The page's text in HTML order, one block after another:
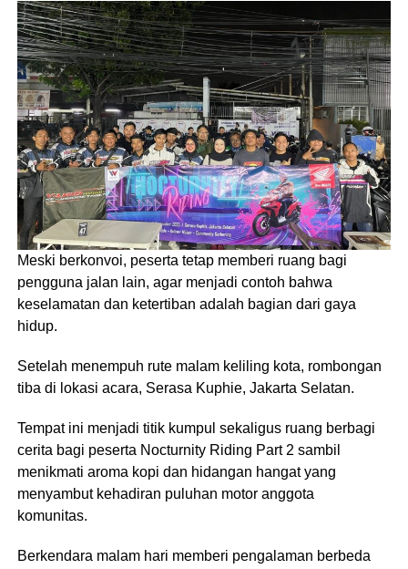
Meski berkonvoi, peserta tetap memberi ruang bagi
pengguna jalan lain, agar menjadi contoh bahwa
keselamatan dan ketertiban adalah bagian dari gaya
hidup.
Setelah menempuh rute malam keliling kota, rombongan
tiba di lokasi acara, Serasa Kuphie, Jakarta Selatan.
Tempat ini menjadi titik kumpul sekaligus ruang berbagi
cerita bagi peserta Nocturnity Riding Part 2 sambil
menikmati aroma kopi dan hidangan hangat yang
menyambut kehadiran puluhan motor anggota
komunitas.
Berkendara malam hari memberi pengalaman berbeda